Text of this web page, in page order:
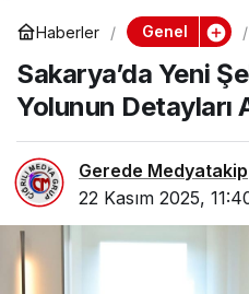
Haberler Genel
Sakarya’da Yeni
Yolunun Detayları
Gerede Medyatakip
22 Kasım 2025,